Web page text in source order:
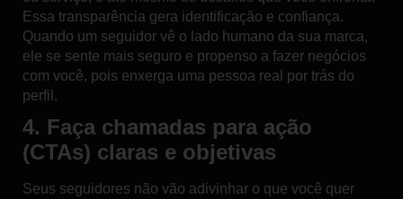
Essa transparência gera identificação e confiança.
Quando um seguidor vê o lado humano da sua marca,
ele se sente mais seguro e propenso a fazer negócios
com você, pois enxerga uma pessoa real por trás do
perfil.
4. Faça chamadas para ação
(CTAs) claras e objetivas
Seus seguidores não vão adivinhar o que você quer